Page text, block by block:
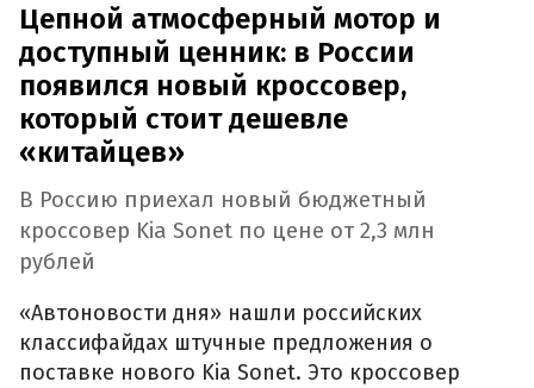
Цепной атмосферный мотор и
доступный ценник: в России
появился новый кроссовер,
который стоит дешевле
«китайцев»
В Россию приехал новый бюджетный
кроссовер Kia Sonet по цене от 2,3 млн
рублей
«Автоновости дня» нашли российских
классифайдах штучные предложения о
поставке нового Kia Sonet. Это кроссовер